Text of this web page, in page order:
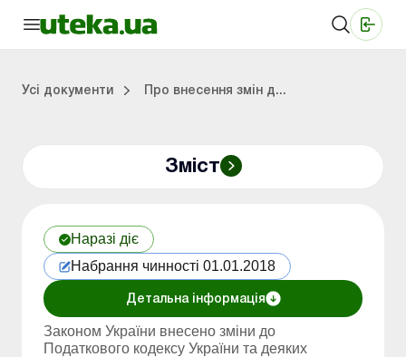
Усі документи Про внесення змін д...
Зміст
Наразі діє
Набрання чинності 01.01.2018
Детальна інформація
Законом України внесено зміни до
Податкового кодексу України та деяких